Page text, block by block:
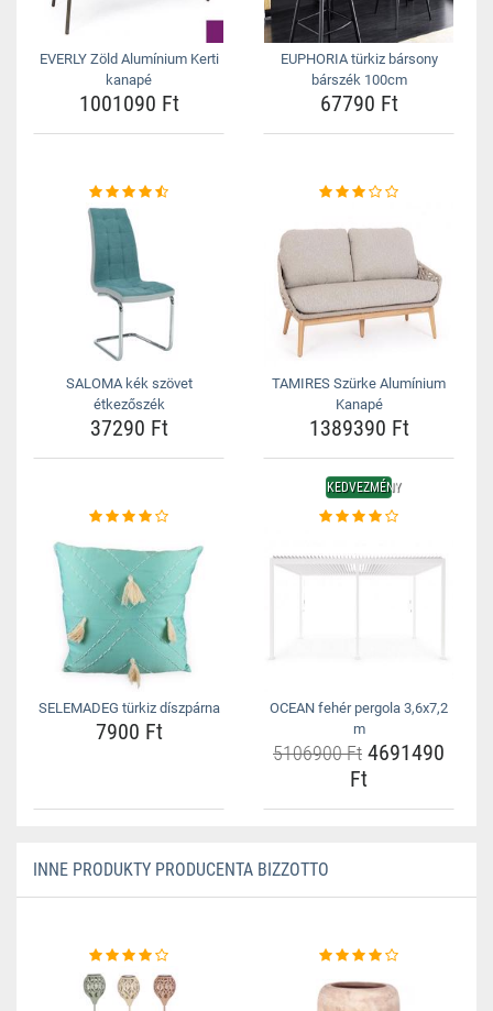
EVERLY Zöld Alumínium Kerti
kanapé
1001090 Ft
EUPHORIA türkiz bársony
bárszék 100cm
67790 Ft
SALOMA kék szövet
étkezőszék
37290 Ft
TAMIRES Szürke Alumínium
Kanapé
1389390 Ft
SELEMADEG türkiz díszpárna
7900 Ft
KEDVEZMÉNY
OCEAN fehér pergola 3,6x7,2
m
5106900 Ft 4691490
Ft
INNE PRODUKTY PRODUCENTA BIZZOTTO